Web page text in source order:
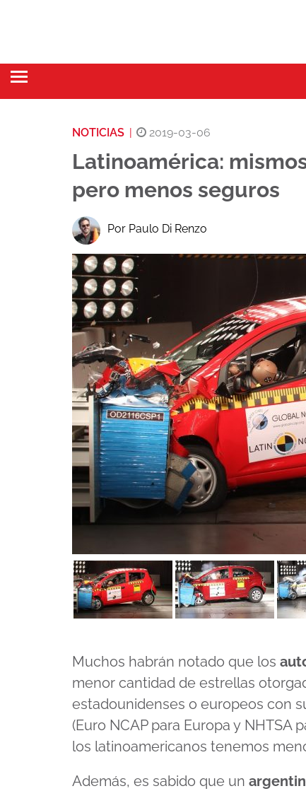
NOTICIAS 2019-03-06
Latinoamérica:
pero menos seguros
Por Paulo Di Renzo
Muchos habrán notado que los
menor cantidad de estrellas
estadounidenses o europeos con
(Euro NCAP para Europa y NHTSA
los latinoamericanos tenemos
Además, es sabido que un